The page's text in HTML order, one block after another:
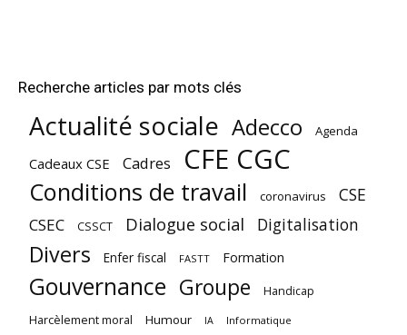
Recherche articles par mots clés
Actualité sociale Adecco Agenda
Cadeaux CSE Cadres CFE CGC
Conditions de travail coronavirus CSE
CSEC CSSCT Dialogue social Digitalisation
Divers Enfer fiscal FASTT Formation
Gouvernance Groupe Handicap
Harcèlement moral Humour IA Informatique